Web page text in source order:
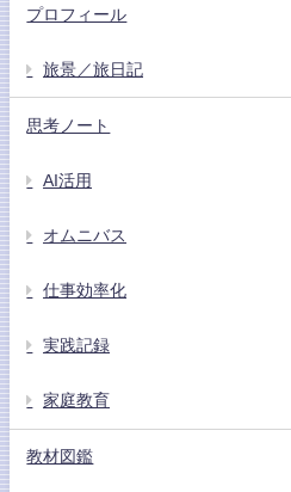
プロフィール
旅景／旅日記
思考ノート
AI活用
オムニバス
仕事効率化
実践記録
家庭教育
教材図鑑